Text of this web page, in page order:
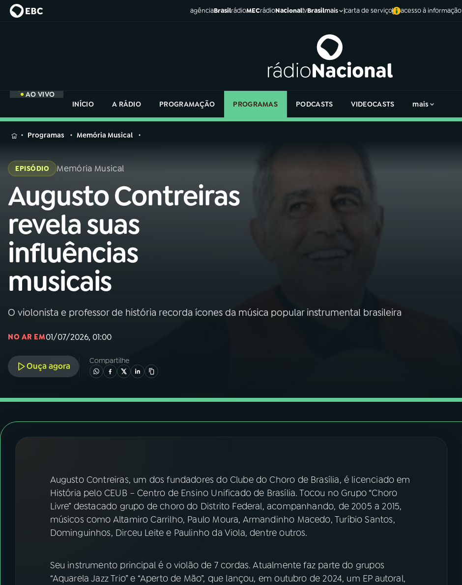
agênciaBrasilrádioMECrádioNacionaltvBrasilmais carta de serviço acesso à informação
AO VIVO
INÍCIO
A RÁDIO PROGRAMAÇÃO PROGRAMAS PODCASTS VIDEOCASTS mais
MENU
Buscar
na
Rádio
Nacional
01INÍCIO
02 A RÁDIO
03PROGRAMAÇÃO
05PODCASTS
FESTIVAL DE MÚSICA
ACOMPANHE A RÁDIO NACIONAL
Facebook
na
Rádio
Programas Memória Musical
EPISÓDIO Memória Musical
Augusto Contreiras
revela suas
influências
musicais
O violonista e professor de história recorda ícones da música popular instrumental brasileira
NO AR EM01/07/2026, 01:00
Ouça agora
Compartilhe
Augusto Contreiras, um dos fundadores do Clube do Choro de Brasília, é licenciado em
História pelo CEUB – Centro de Ensino Unificado de Brasília. Tocou no Grupo “Choro
Livre” destacado grupo de choro do Distrito Federal, acompanhando, de 2005 a 2015,
músicos como Altamiro Carrilho, Paulo Moura, Armandinho Macedo, Turíbio Santos,
Dominguinhos, Dirceu Leite e Paulinho da Viola, dentre outros.
Seu instrumento principal é o violão de 7 cordas. Atualmente faz parte do grupos
“Aquarela Jazz Trio” e “Aperto de Mão”, que lançou, em outubro de 2024, um EP autoral,